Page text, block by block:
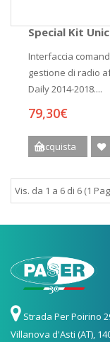
Special Kit
Interfaccia
gestione di radio
Daily 2014-2018....
79,30€
Acquista
Vis. da 1 a 6 di 6 (1
Strada Per Poirino
Villanova d'Asti (AT),